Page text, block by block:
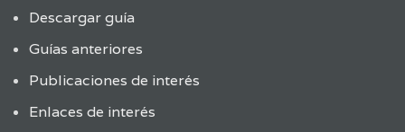
Descargar guía
Guías anteriores
Publicaciones de interés
Enlaces de interés